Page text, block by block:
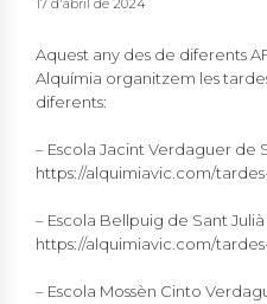
17 d'abril de 2024
Aquest any des de diferents
Alquímia organitzem les
diferents:
– Escola Jacint Verdaguer de
https://alquimiavic.com/
– Escola Bellpuig de Sant
https://alquimiavic.com/
– Escola Mossèn Cinto